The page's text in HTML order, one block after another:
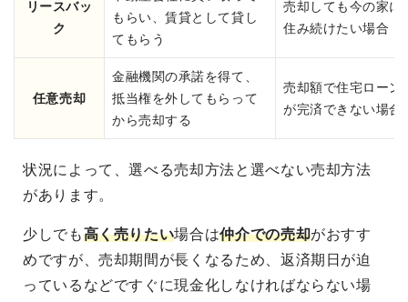
リースバッ
ク
もらい、賃貸として貸し
てもらう
売却しても今の家に
住み続けたい場合
任意売却
金融機関の承諾を得て、
抵当権を外してもらって
から売却する
売却額で住宅ローン
が完済できない場合
状況によって、選べる売却方法と選べない売却方法
があります。
少しでも高く売りたい場合は仲介での売却がおすす
めですが、売却期間が長くなるため、返済期日が迫
っているなどですぐに現金化しなければならない場